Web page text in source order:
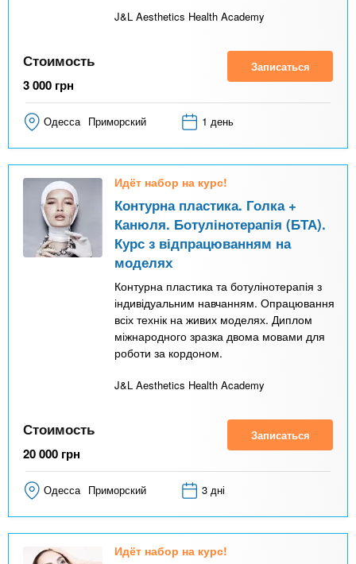
J&L Aesthetics Health Academy
Стоимость
3 000 грн
Записаться
Одесса Приморский 1 день
Идёт набор на курс!
Контурна пластика. Голка +
Канюля. Ботулінотерапія (БТА).
Курс з відпрацюванням на
моделях
Контурна пластика та ботулінотерапія з
індивідуальним навчанням. Опрацювання
всіх технік на живих моделях. Диплом
міжнародного зразка двома мовами для
роботи за кордоном.
J&L Aesthetics Health Academy
Стоимость
20 000 грн
Записаться
Одесса Приморский 3 дні
Идёт набор на курс!